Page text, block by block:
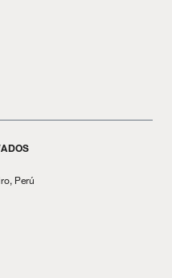
Perú